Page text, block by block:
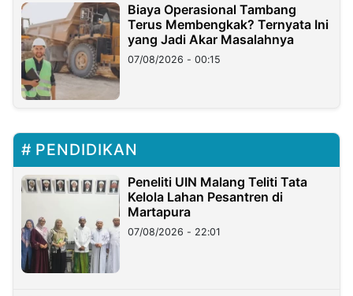
Biaya Operasional Tambang
Terus Membengkak? Ternyata Ini
yang Jadi Akar Masalahnya
07/08/2026 - 00:15
PENDIDIKAN
Peneliti UIN Malang Teliti Tata
Kelola Lahan Pesantren di
Martapura
07/08/2026 - 22:01